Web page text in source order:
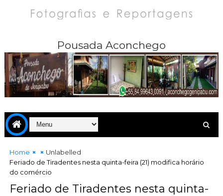
Pousada Aconchego
Home
Unlabelled
Feriado de Tiradentes nesta quinta-feira (21) modifica horário
do comércio
Feriado de Tiradentes nesta quinta-